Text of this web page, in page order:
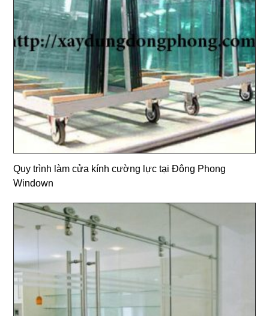
Quy trình làm cửa kính cường lực tại Đông Phong
Windown